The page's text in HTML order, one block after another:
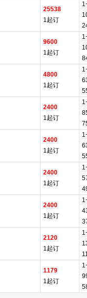
25538
1起订
9600
1起订
4800
1起订
2400
1起订
2400
1起订
2400
1起订
2400
1起订
2120
1起订
1179
1起订